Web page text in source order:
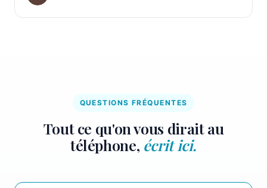
QUESTIONS FRÉQUENTES
Tout ce qu'on vous dirait au
téléphone, écrit ici.